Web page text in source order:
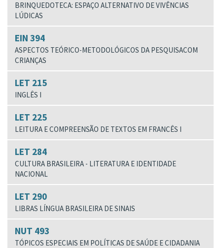
BRINQUEDOTECA: ESPAÇO ALTERNATIVO DE VIVÊNCIAS
LÚDICAS
EIN 394
ASPECTOS TEÓRICO-METODOLÓGICOS DA PESQUISACOM
CRIANÇAS
LET 215
INGLÊS I
LET 225
LEITURA E COMPREENSÃO DE TEXTOS EM FRANCÊS I
LET 284
CULTURA BRASILEIRA - LITERATURA E IDENTIDADE
NACIONAL
LET 290
LIBRAS LÍNGUA BRASILEIRA DE SINAIS
NUT 493
TÓPICOS ESPECIAIS EM POLÍTICAS DE SAÚDE E CIDADANIA